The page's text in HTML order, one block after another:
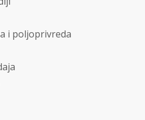
i poljoprivreda